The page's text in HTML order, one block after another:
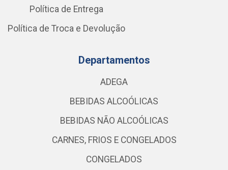
Política de Entrega
Política de Troca e Devolução
Departamentos
ADEGA
BEBIDAS ALCOÓLICAS
BEBIDAS NÃO ALCOÓLICAS
CARNES, FRIOS E CONGELADOS
CONGELADOS